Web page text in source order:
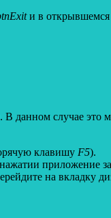
и в открывшемся
. В данном случае это
клавишу F5).
приложение
на вкладку